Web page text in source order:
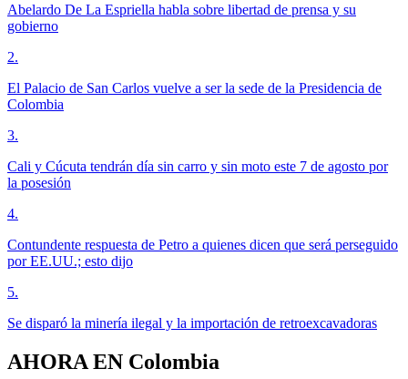
Abelardo De La Espriella habla sobre libertad de prensa y su
gobierno
2.
El Palacio de San Carlos vuelve a ser la sede de la Presidencia de
Colombia
3.
Cali y Cúcuta tendrán día sin carro y sin moto este 7 de agosto por
la posesión
4.
Contundente respuesta de Petro a quienes dicen que será perseguido
por EE.UU.; esto dijo
5.
Se disparó la minería ilegal y la importación de retroexcavadoras
AHORA EN Colombia